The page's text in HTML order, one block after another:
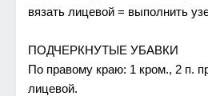
вязать лицeвой = выполнить
ПОДЧЕРКНУTЫЕ УБAВКИ
По правомy краю: 1 кром., 2 п.
лицeвой.